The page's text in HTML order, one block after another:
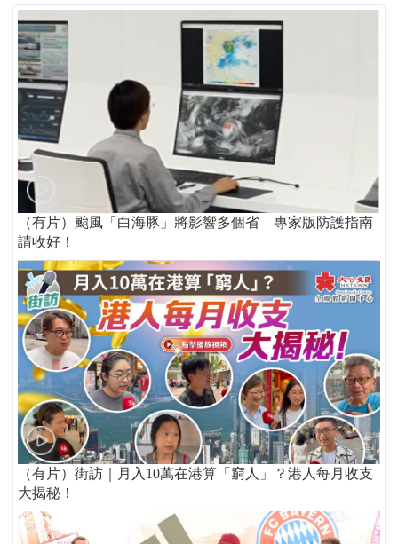
（有片）颱風「白海豚」將影響多個省 專家版防護指南
請收好！
（有片）街訪｜月入10萬在港算「窮人」？港人每月收支
大揭秘！